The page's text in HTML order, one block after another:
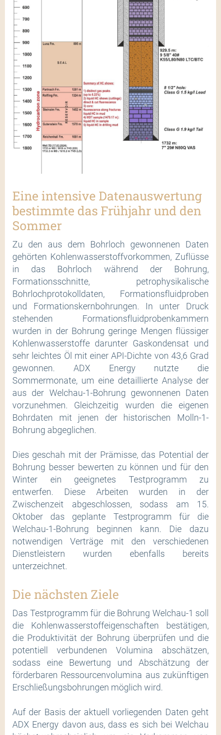
Eine intensive Datenauswertung
bestimmte das Frühjahr und den
Sommer
Zu den aus dem Bohrloch gewonnenen Daten
gehörten Kohlenwasserstoffvorkommen, Zuflüsse
in das Bohrloch während der Bohrung,
Formationsschnitte, petrophysikalische
Bohrlochprotokolldaten, Formationsfluidproben
und Formationskernbohrungen. In unter Druck
stehenden Formationsfluidprobenkammern
wurden in der Bohrung geringe Mengen flüssiger
Kohlenwasserstoffe darunter Gaskondensat und
sehr leichtes Öl mit einer API-Dichte von 43,6 Grad
gewonnen. ADX Energy nutzte die
Sommermonate, um eine detaillierte Analyse der
aus der Welchau-1-Bohrung gewonnenen Daten
vorzunehmen. Gleichzeitig wurden die eigenen
Bohrdaten mit jenen der historischen Molln-1-
Bohrung abgeglichen.
Dies geschah mit der Prämisse, das Potential der
Bohrung besser bewerten zu können und für den
Winter ein geeignetes Testprogramm zu
entwerfen. Diese Arbeiten wurden in der
Zwischenzeit abgeschlossen, sodass am 15.
Oktober das geplante Testprogramm für die
Welchau-1-Bohrung beginnen kann. Die dazu
notwendigen Verträge mit den verschiedenen
Dienstleistern wurden ebenfalls bereits
unterzeichnet.
Die nächsten Ziele
Das Testprogramm für die Bohrung Welchau-1 soll
die Kohlenwasserstoffeigenschaften bestätigen,
die Produktivität der Bohrung überprüfen und die
potentiell verbundenen Volumina abschätzen,
sodass eine Bewertung und Abschätzung der
förderbaren Ressourcenvolumina aus zukünftigen
Erschließungsbohrungen möglich wird.
Auf der Basis der aktuell vorliegenden Daten geht
ADX Energy davon aus, dass es sich bei Welchau